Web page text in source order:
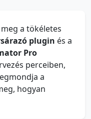
a tökéletes
plugin és a
Pro
perceiben,
a
hogyan